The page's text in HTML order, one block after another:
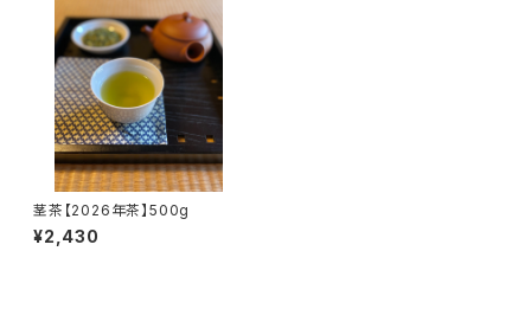
茎茶【2026年茶】500g
¥2,430